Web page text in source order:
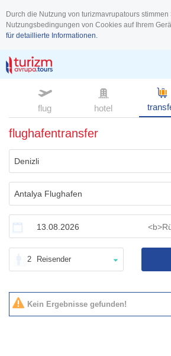
Durch die Nutzung von turizmavrupatours stimmen
Nutzungsbedingungen von Cookies auf Ihrem
für detaillierte Informationen.
flug hotel
flughafentransfer
2 Reisender
Kein Ergebnisse gefunden!